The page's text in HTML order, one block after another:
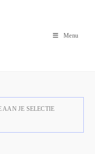
Menu
AAN JE SELECTIE